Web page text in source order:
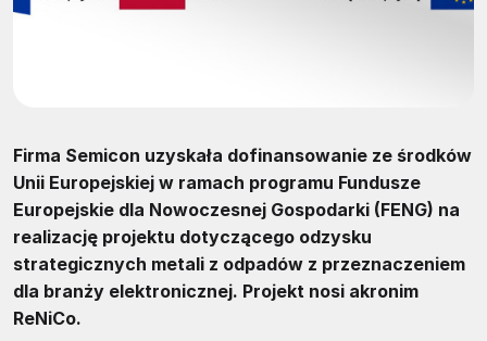
Firma Semicon uzyskała dofinansowanie ze środków
Unii Europejskiej w ramach programu Fundusze
Europejskie dla Nowoczesnej Gospodarki (FENG) na
realizację projektu dotyczącego odzysku
strategicznych metali z odpadów z przeznaczeniem
dla branży elektronicznej. Projekt nosi akronim
ReNiCo.